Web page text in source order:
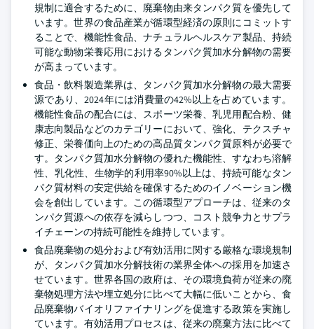
規制に適合するために、廃棄物由来タンパク質を優先して
います。世界の食品産業が循環型経済の原則にコミットす
ることで、機能性食品、ナチュラルヘルスケア製品、持続
可能な動物栄養応用におけるタンパク質加水分解物の需要
が高まっています。
食品・飲料製造業界は、タンパク質加水分解物の最大需要
源であり、2024年には消費量の42%以上を占めています。
機能性食品の配合には、スポーツ栄養、乳児用配合粉、健
康志向製品などのカテゴリーにおいて、強化、テクスチャ
修正、栄養価向上のための高品質タンパク質原料が必要で
す。タンパク質加水分解物の優れた機能性、すなわち溶解
性、乳化性、生物学的利用率90%以上は、持続可能なタン
パク質材料の安定供給を確保するためのイノベーション機
会を創出しています。この循環型アプローチは、従来のタ
ンパク質源への依存を減らしつつ、コスト競争力とサプラ
イチェーンの持続可能性を維持しています。
食品廃棄物の処分および有効活用に関する厳格な環境規制
が、タンパク質加水分解技術の業界全体への採用を加速さ
せています。世界各国の政府は、その環境負荷が従来の廃
棄物処理方法や埋立処分に比べて大幅に低いことから、食
品廃棄物バイオリファイナリングを促進する政策を実施し
ています。有効活用プロセスは、従来の廃棄方法に比べて